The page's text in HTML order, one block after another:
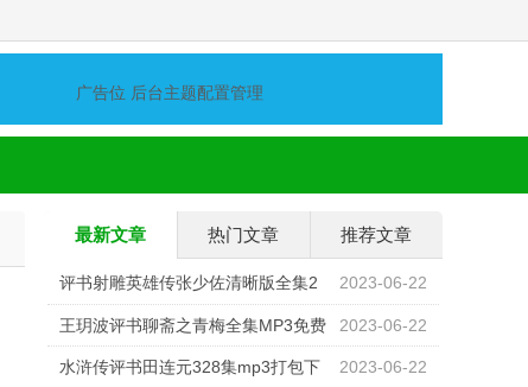
广告位 后台主题配置管理
最新文章 热门文章 推荐文章
2023-06-22
评书射雕英雄传张少佐清晰版全集2
00回mp3打包下载 2023-06-22
王玥波评书聊斋之青梅全集MP3免费
打包下载 2023-06-22
水浒传评书田连元328集mp3打包下